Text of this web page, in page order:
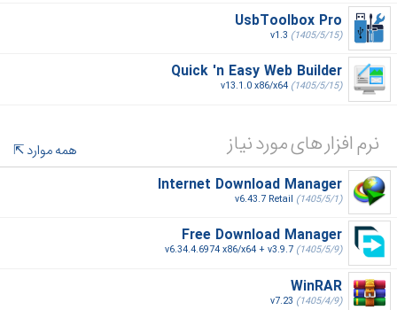
UsbToolbox Pro
v1.3 (1405/5/15)
Quick 'n Easy Web Builder
v13.1.0 x86/x64 (1405/5/15)
نرم افزار های مورد نیاز
همه موارد
Internet Download Manager
v6.43.7 Retail (1405/5/1)
Free Download Manager
v6.34.4.6974 x86/x64 + v3.9.7 (1405/5/9)
WinRAR
v7.23 (1405/4/9)